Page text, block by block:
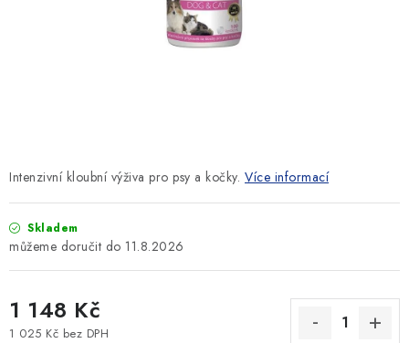
KRÁLÍCI/HLODAVCI/PTÁCI
Podmínky ochrany osobních údajů
Intenzivní kloubní výživa pro psy a kočky. Více informací
Skladem
11.8.2026
1 148 Kč
1 025 Kč bez DPH